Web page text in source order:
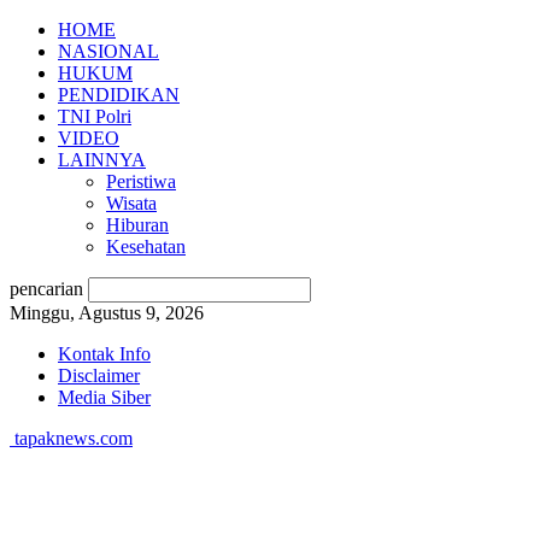
HOME
NASIONAL
HUKUM
PENDIDIKAN
TNI Polri
VIDEO
LAINNYA
Peristiwa
Wisata
Hiburan
Kesehatan
pencarian
Minggu, Agustus 9, 2026
Kontak Info
Disclaimer
Media Siber
tapaknews.com